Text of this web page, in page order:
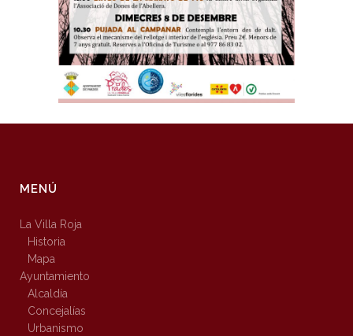
MENÚ
La Villa Roja
Historia
Mapa
Ayuntamiento
Alcaldía
Concejalías
Urbanismo